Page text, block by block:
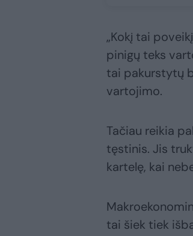
„Kokį tai
pinigų teks
tai pakurstytų
vartojimo.
Tačiau reikia
tęstinis. Jis
kartelę, kai
tai šiek tiek